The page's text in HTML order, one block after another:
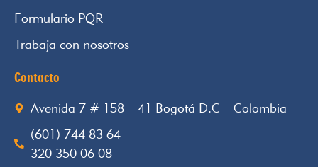
Formulario PQR
Trabaja con nosotros
Contacto
Avenida 7 # 158 – 41 Bogotá D.C – Colombia
(601) 744 83 64
320 350 06 08